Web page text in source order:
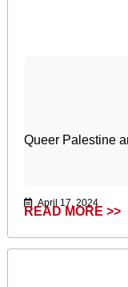
Queer Palestine
April 17, 2024
READ MORE >>